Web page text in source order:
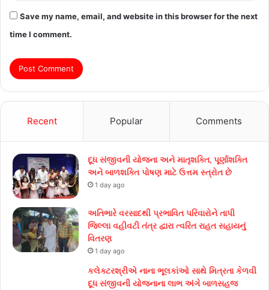
Save my name, email, and website in this browser for the next
time I comment.
Recent Popular Comments
દૂધ સંજીવની યોજના અને માતૃશક્તિ, પૂર્ણાશક્તિ
અને બાળશક્તિ પોષણ માટે ઉત્તમ સ્ત્રોત છે
1 day ago
અતિભારે વરસાદથી પ્રભાવિત પરિવારોને તાપી
જિલ્લા વહીવટી તંત્ર દ્વારા ત્વરિત રાહત સહાયનું
વિતરણ
1 day ago
કલેક્ટરશ્રીએ નાના ભૂલકાંઓ સાથે મિત્રતા કેળવી
દૂધ સંજીવની યોજનાના લાભ અંગે બાળસહજ